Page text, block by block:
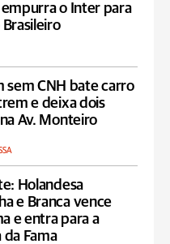
empurra o Inter para
sem CNH bate carro
e deixa dois
Av. Monteiro
Holandesa
e Branca vence
e entra para a
da Fama